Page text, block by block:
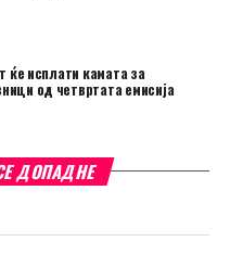
ќе исплати камата за
од четвртата емисија
ДОПАДНЕ